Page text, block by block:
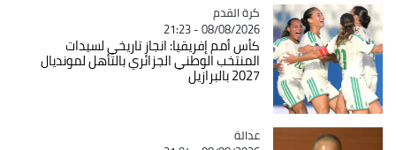
Catégorie
كرة القدم
08/08/2026 - 21:23
كأس أمم إفريقيا: انجاز تاريخي لسيدات
المنتخب الوطني الجزائري بالتأهل لمونديال
2027 بالبرازيل
Catégorie
عدالة